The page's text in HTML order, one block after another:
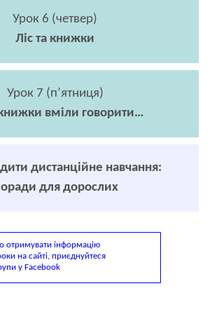
Урок 6 (четвер)
Ліс та книжки
Урок 7 (п’ятниця)
вміли говорити…
дистанційне навчання:
для дорослих
отримувати інформацію
на сайті, приєднуйтеся
у Facebook